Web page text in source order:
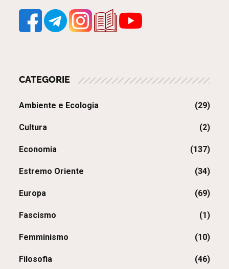
CATEGORIE
Ambiente e Ecologia (29)
Cultura (2)
Economia (137)
Estremo Oriente (34)
Europa (69)
Fascismo (1)
Femminismo (10)
Filosofia (46)